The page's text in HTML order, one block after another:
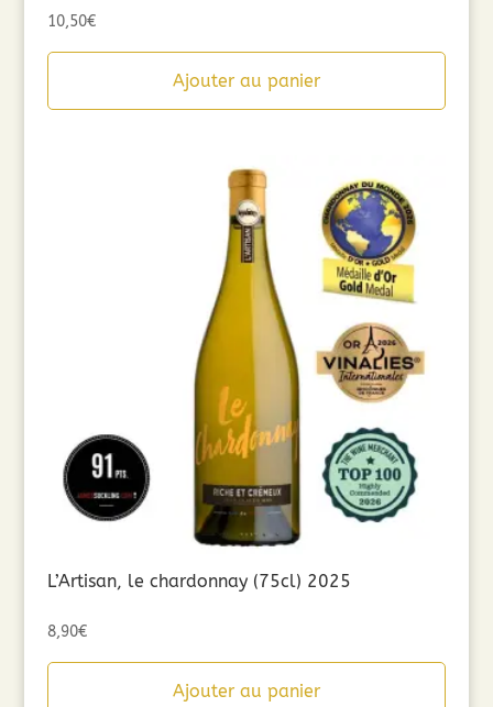
10,50€
Ajouter au panier
L’Artisan, le chardonnay (75cl) 2025
8,90€
Ajouter au panier